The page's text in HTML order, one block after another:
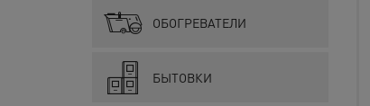
ОБОГРЕВАТЕЛИ
БЫТОВКИ